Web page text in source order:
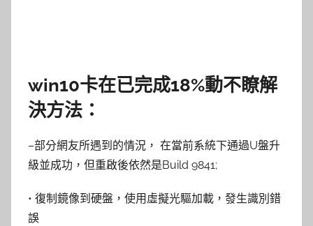
win10卡在已完成18%動不瞭解
決方法：
–部分網友所遇到的情況， 在當前系統下通過U盤升
級並成功，但重啟後依然是Build 9841;
• 復制鏡像到硬盤，使用虛擬光驅加載，發生識別錯
誤